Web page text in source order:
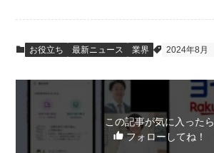
お役立ち 最新ニュース 業界 2024年8月
この記事が気に入ったら
フォローしてね！